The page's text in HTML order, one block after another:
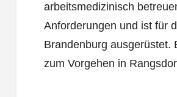
arbeitsmedizinisch
Anforderungen und ist für
Brandenburg ausgerüstet.
zum Vorgehen in